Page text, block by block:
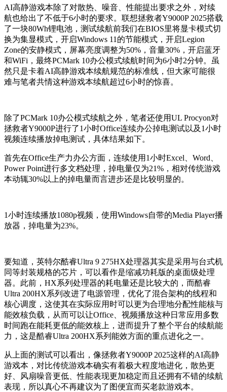
AI高静游戏本除了对散热、噪音、性能提出要求之外，对续
航也给出了不低于6小时的要求。联想拯救者Y9000P 2025搭载
了一块80Wh锂电池，测试续航前我们在BIOS里将显卡模式切
换为集显模式，开启Windows 11的节能模式，开启Legion
Zone的安静模式，屏幕亮度调整为50%，音量30%，开启蓝牙
和WiFi，最终PCMark 10办公模式续航时间为6小时2分钟。虽
然只是卡着AI高静游戏本续航规范的标准线，但大家可能很
难与笔者共情这种游戏本续航超过6小时的惊喜。
除了PCMark 10办公模式续航之外，笔者还使用UL Procyon对
拯救者Y9000P进行了1小时Office连续办公掉电测试以及1小时
视频连续播放掉电测试，具体结果如下。
首先在Office生产力办公方面，连续使用1小时Excel、Word、
Power Point进行多文档处理，掉电量仅为21%，相对传统游戏
本动辄30%以上的掉电量而言进步还是比较明显的。
1小时连续播放1080p视频，使用Windows自带的Media Player播
放器，掉电量为23%。
要知道，英特尔酷睿Ultra 9 275HX处理器其实是采用与台式机
同等封装规格的芯片，可以看作是缩减功耗版的桌面级处理
器。此前，HX系列处理器的耗电量还是比较大的，而酷睿
Ultra 200HX系列改进了电源管理，优化了混合架构的线程和
核心调度，这使其在实际应用时可以更为合理地分配性能核与
能效核负载，从而可以让Office、视频播放这种日常应用多数
时间跑在能耗更低的能效核上，进而提升了整个平台的续航能
力，这是酷睿Ultra 200HX系列能效方面的重点进化之一。
从上面的测试可以看出，像拯救者Y9000P 2025这样的AI高静
游戏本，对比传统游戏本确实有着极大程度地进化，散热更
好、风扇噪音更低、性能表现更加稳定而且还拥有不错的续航
表现，所以真心不再建议为了图便宜而买老款游戏本。